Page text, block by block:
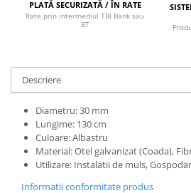
PLATĂ SECURIZATĂ / ÎN RATE
Rate prin intermediul TBI Bank sau
BT
Descriere
Diametru: 30 mm
Lungime: 130 cm
Culoare: Albastru
Material: Otel galvanizat (Coada),
Utilizare: Instalatii de muls,
Informatii conformitate produs